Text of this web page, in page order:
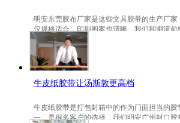
明安东莞胶布厂家是这些文具胶带的生产厂家
仅规格适合，印刷图案也清晰，我们和潮流前
有3年的稳定合作关系。
牛皮纸胶带让汤斯敦更高档
牛皮纸胶带是打包封箱中的作为门面担当的胶
一，是很多客户的选择，我们明安广州封口胶